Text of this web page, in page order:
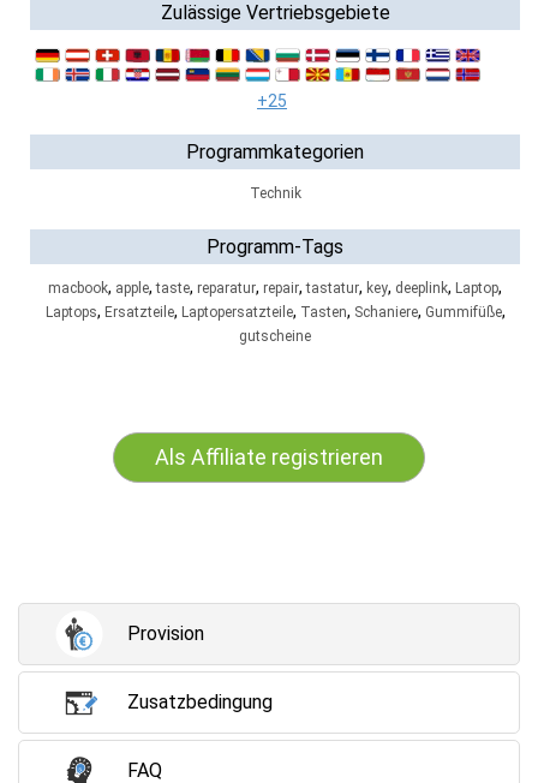
Zulässige Vertriebsgebiete
+25
Programmkategorien
Technik
Programm-Tags
macbook, apple,taste, reparatur, repair,tastatur, key, deeplink, Laptop,
Laptops, Ersatzteile, Laptopersatzteile, Tasten, Schaniere, Gummifüße,
gutscheine
Als Affiliate registrieren
Provision
Zusatzbedingung
FAQ